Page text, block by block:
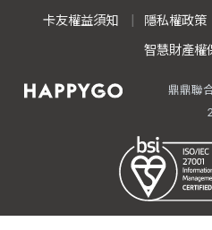
卡友權益須知 隱私權政策
智慧財產權
鼎鼎聯